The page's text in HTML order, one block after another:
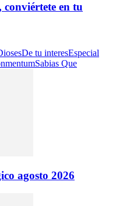
conviértete en tu
De tu interesEspecial
Sabias Que
agosto 2026